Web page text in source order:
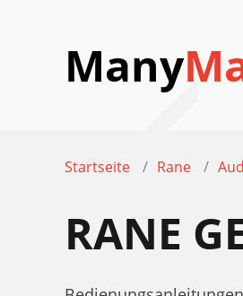
Many
Startseite Rane
RANE